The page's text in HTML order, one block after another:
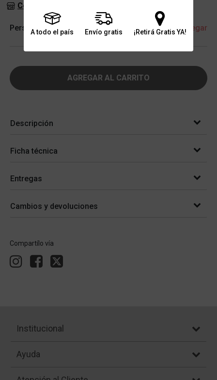
A todo el país Envío gratis ¡Retirá Gratis YA!
Consultar stock en sucursales
Personalización + Agregar
AGREGAR AL CARRITO
Descripción
Ficha técnica
Entregas
Cambios y devoluciones
Compartílo vía
Institucional
Ayuda